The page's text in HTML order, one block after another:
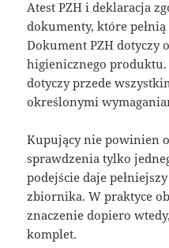
Atest PZH i deklaracja
dokumenty, które
Dokument PZH dotyczy
higienicznego produktu.
dotyczy przede
określonymi
Kupujący nie powinien
sprawdzenia tylko
podejście daje
zbiornika. W praktyce
znaczenie dopiero
komplet.